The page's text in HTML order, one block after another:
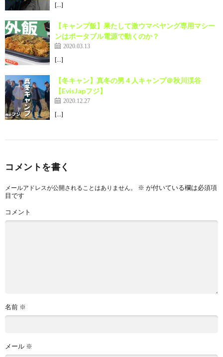
[…]
【キャンプ飯】果たして激ウマペヤング専用マシー
ンはポータブル電源で動くのか？
2020.03.13
[…]
【冬キャン】真冬の男４人キャンプ＠秋川渓谷
【EvisJapフジ】
2020.12.27
[…]
コメントを書く
メールアドレスが公開されることはありません。 ※ が付いている欄は必須項
目です
コメント
名前 ※
メール ※